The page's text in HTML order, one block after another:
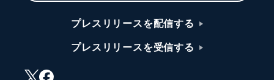
プレスリリースを配信する
プレスリリースを受信する